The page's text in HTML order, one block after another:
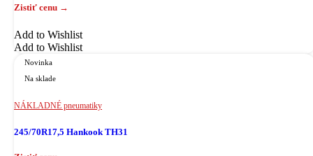
Add to Wishlist
Add to Wishlist
Novinka
Na sklade
NÁKLADNÉ pneumatiky
245/70R17,5 Hankook TH31